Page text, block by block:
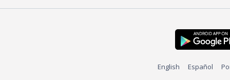
English Español